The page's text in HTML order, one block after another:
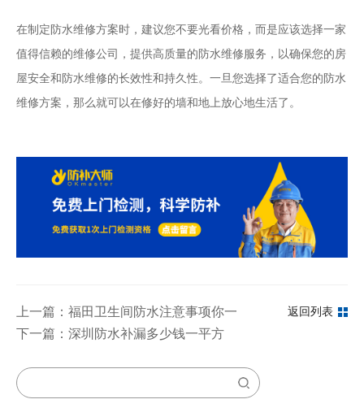
在制定防水维修方案时，建议您不要光看价格，而是应该选择一家
值得信赖的维修公司，提供高质量的防水维修服务，以确保您的房
屋安全和防水维修的长效性和持久性。一旦您选择了适合您的防水
维修方案，那么就可以在修好的墙和地上放心地生活了。
上一篇：福田卫生间防水注意事项你一定要知道返回列表
下一篇：深圳防水补漏多少钱一平方